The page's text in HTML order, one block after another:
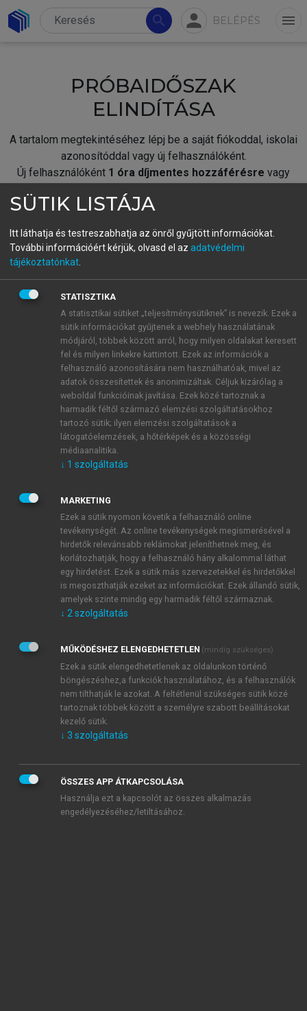
search person BELÉPÉS menu
PRÓBAIDŐSZAK
ELINDÍTÁSA
A tartalom megtekintéséhez lépj be a saját fiókoddal, iskolai
azonosítóddal vagy új felhasználóként.
Új felhasználóként 1 óra díjmentes hozzáférésre vagy
fiókoddal,vagy hozz létre új fiókot.
A regisztráció után apróbaidőszakautomatikusan
BELÉPÉS SAJÁT FIÓKKAL
ÚJ FIÓK LÉTREHOZÁSA
1 óra díjmentes hozzáférés
E-MAIL-CÍM
JELSZÓ
JELSZÓ ÚJRA
Kérek értesítést a MeRSZ újdonságairól, akcióiról.
Kérek értesítést az Akadémiai Kiadó Zrt. újdonságairól,
Adatkezelési tájékoztatóbanfoglaltakat tudomásul
veszem és elfogadom.
Általános vásárlási feltételeket, valamint a szotar.netés a
mersz.huoldalak licencszerződéseiben foglaltakat
tudomásul veszem és elfogadom.
KIPRÓBÁLOM
SÜTIK LISTÁJA
Itt láthatja és testreszabhatja az önről gyűjtött információkat.
További információért kérjük, olvasd el az adatvédelmi
tájékoztatónkat
STATISZTIKA
A statisztikai sütiket „teljesítménysütiknek” is nevezik. Ezek a
sütik információkat gyűjtenek a webhely használatának
módjáról, többek között arról, hogy milyen oldalakat keresett
fel és milyen linkekre kattintott. Ezek az információk a
felhasználó azonosítására nem használhatóak, mivel az
adatok összesítettek és anonimizáltak. Céljuk kizárólag a
weboldal funkcióinak javítása. Ezek közé tartoznak a
harmadik féltől származó elemzési szolgáltatásokhoz
tartozó sütik; ilyen elemzési szolgáltatások a
látogatóelemzések, a hőtérképek és a közösségi
médiaanalitika.
↓ 1 szolgáltatás
MARKETING
Ezek a sütik nyomon követik a felhasználó online
tevékenységét. Az online tevékenységek megismerésével a
hirdetők relevánsabb reklámokat jeleníthetnek meg, és
korlátozhatják, hogy a felhasználó hány alkalommal láthat
egy hirdetést. Ezek a sütik más szervezetekkel és hirdetőkkel
is megoszthatják ezeket az információkat. Ezek állandó sütik,
amelyek szinte mindig egy harmadik féltől származnak.
↓ 2 szolgáltatás
MŰKÖDÉSHEZ ELENGEDHETETLEN (mindig szükséges)
Ezek a sütik elengedhetetlenek az oldalunkon történő
böngészéshez,a funkciók használatához, és a felhasználók
nem tilthatják le azokat. A feltétlenül szükséges sütik közé
tartoznak többek között a személyre szabott beállításokat
kezelő sütik.
↓ 3 szolgáltatás
ÖSSZES APP ÁTKAPCSOLÁSA
Használja ezt a kapcsolót az összes alkalmazás
engedélyezéséhez/letiltásához.